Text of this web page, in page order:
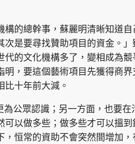
構的總幹事，蘇麗明清晰知道自
是要尋找贊助項目的資金。」
的文化機構多了，變相成為競
，要這個藝術項目先獲得商界
十年前大減。
公眾認識；另一方面，也要在
以做多些；做多些才可以搵到
恒常的資助不會突然間增加，